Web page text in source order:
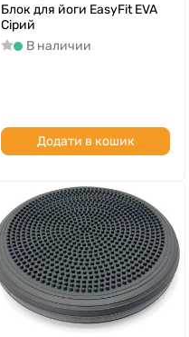
Блок для йоги EasyFit EVA
Сірий
В наличии
Додати в кошик